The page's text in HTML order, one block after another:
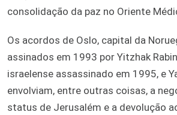
consolidação da paz no Oriente
Os acordos de Oslo, capital da
assinados em 1993 por Yitzhak
israelense assassinado em 1995, e
envolviam, entre outras coisas, a
status de Jerusalém e a devolução